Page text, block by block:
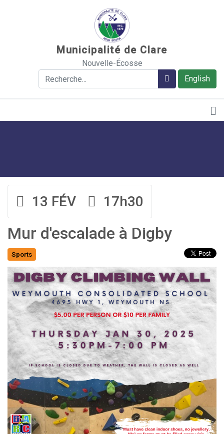
Municipalité de Clare
Nouvelle-Écosse
English
Rechercher Rechercher
13 FÉV 17h30
Mur d'escalade à Digby
Sports